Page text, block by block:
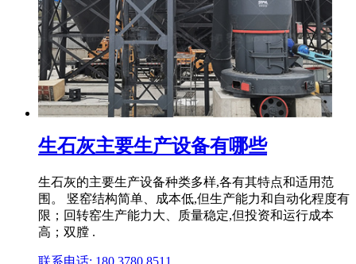
生石灰主要生产设备有哪些
生石灰的主要生产设备种类多样,各有其特点和适用范
围。 竖窑结构简单、成本低,但生产能力和自动化程度有
限；回转窑生产能力大、质量稳定,但投资和运行成本
高；双膛 .
联系电话: 180 3780 8511